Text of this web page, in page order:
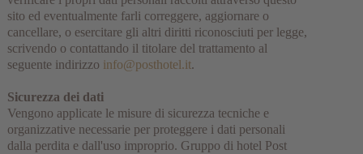
sito ed eventualmente farli correggere, aggiornare o
cancellare, o esercitare gli altri diritti riconosciuti per legge,
scrivendo o contattando il titolare del trattamento al
seguente indirizzo info@posthotel.it.
Sicurezza dei dati
Vengono applicate le misure di sicurezza tecniche e
organizzative necessarie per proteggere i dati personali
dalla perdita e dall'uso improprio. Gruppo di hotel Post